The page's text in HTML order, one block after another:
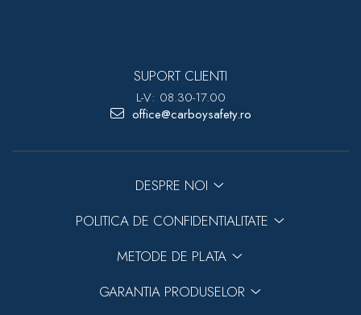
SUPORT CLIENTI
L-V: 08.30-17.00
office@carboysafety.ro
DESPRE NOI
POLITICA DE CONFIDENTIALITATE
METODE DE PLATA
GARANTIA PRODUSELOR